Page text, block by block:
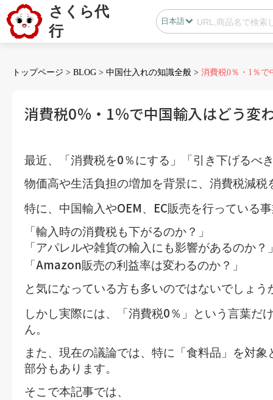
さくら代
行
日本語
中国語
B2B代行
B2B代行
BLOG
カスタマサポート
トップページ > BLOG > 中国仕入れの知識全般 > 消費税0％・1％
消費税0％・1％で中国輸入はどう変
最近、「消費税を0％にする」「引き下げるべ
物価高や生活負担の増加を背景に、消費税減
特に、中国輸入やOEM、 EC販売を行っている
「輸入時の消費税も下がるのか？」
「アパレルや雑貨の輸入にも影響があるのか？
「 Amazon販売の利益率は変わるのか？」
と気になっている方も多いのではないでしょう
しかし実際には、「消費税0％」という言葉だ
ん。
また、現在の議論では、特に「食料品」を対
部分もあります。
そこで本記事では、